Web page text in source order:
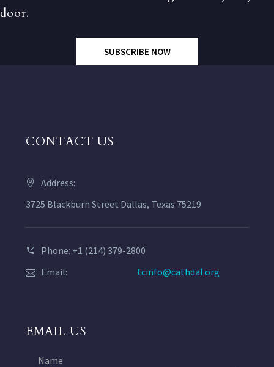
door.
SUBSCRIBE NOW
CONTACT US
Address:
3725 Blackburn Street Dallas, Texas 75219
Phone: +1 (214) 379-2800
Email:
tcinfo@cathdal.org
EMAIL US
Name